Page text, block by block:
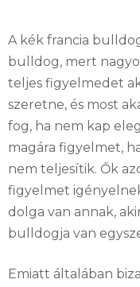
A kék francia
bulldog, mert
teljes figyelmedet
szeretne, és most
fog, ha nem kap
magára figyelmet,
nem teljesítik. Ők
figyelmet
dolga van annak,
bulldogja van
Emiatt általában